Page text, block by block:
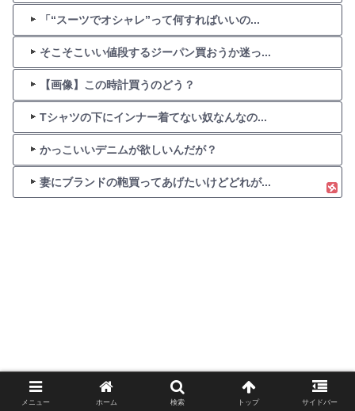
「“スーツでオシャレ”って何すればいいの...
そこそこいい値段するジーパン買おうか迷っ...
【画像】この時計買うのどう？
Tシャツの下にインナー着てない奴なんなの...
かっこいいデニムが欲しいんだが？
妻にブランドの鞄買ってあげたいけどどれが...
メニュー ホーム 検索 トップ サイドバー